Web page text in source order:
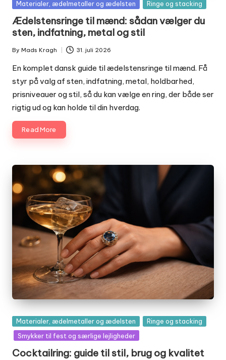
af, og han er særligt optaget af at hjælpe dig
med at vælge smykker, der både holder i kvalitet
og stil. På Jeweler.dk kan du mærke hans
forkærlighed for diskrete detaljer, gode historier
hverdag.
Når han ikke sidder med lup og mikrofiberklud ved
sofabordet, cykler Mads gennem byen, laver
eller hjælper en ven med at finde den helt rigtige
overblik, indsigt og lyst til at gå hen til dit eget
smykkeskrin og kigge med nye øjne.
Posted
Materialer, ædelmetaller og ædelsten Ringe og stacking
Ædelstensringe til mænd: sådan vælger du
sten, indfatning, metal og stil
Posted
by
By Mads Kragh 31. juli 2026
En komplet dansk guide til ædelstensringe til mænd. Få
styr på valg af sten, indfatning, metal, holdbarhed,
prisniveauer og stil, så du kan vælge en ring, der både ser
rigtig ud og kan holde til din hverdag.
Read More
Posted
in
Materialer, ædelmetaller og ædelsten
Ringe og stacking
Smykker til fest og særlige lejligheder
Cocktailring: guide til stil, brug og kvalitet